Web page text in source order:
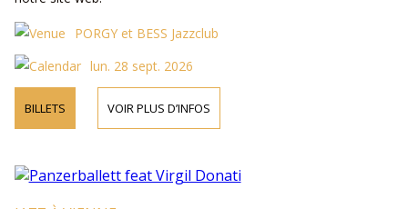
PORGY et BESS Jazzclub
lun. 28 sept. 2026
BILLETS VOIR PLUS D’INFOS